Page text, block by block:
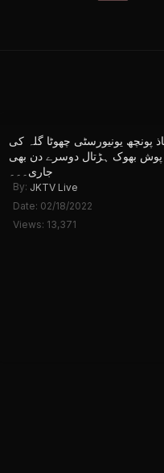
پونچھ یونیورسٹی چھوٹا گلہ کی
بھوک ہڑتال دوسرے دن بھی
جاری۔۔۔
By: JKTV Live
Date: 02/18/2022
Views: 13,371